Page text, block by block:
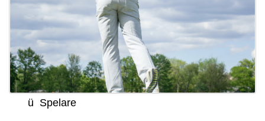
ü Spelare